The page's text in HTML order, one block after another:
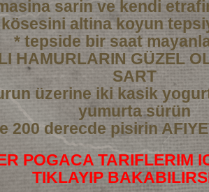
sarin ve kendi
altina koyun
* tepside bir saat
HAMURLARIN GÜZEL
SART
üzerine iki kasik
yumurta sürün
200 derecde pisirin
POGACA TARIFLERIM
TIKLAYIP